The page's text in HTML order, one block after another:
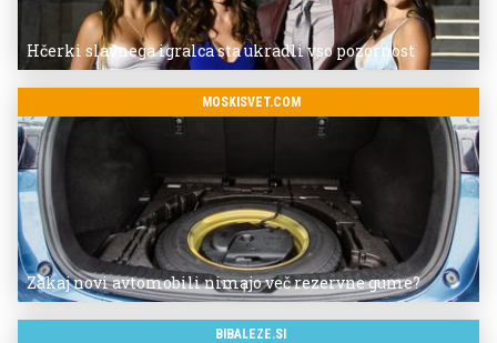
Hčerki slavnega igralca sta ukradli vso pozornost
MOSKISVET.COM
Zakaj novi avtomobili nimajo več rezervne gume?
BIBALEZE.SI